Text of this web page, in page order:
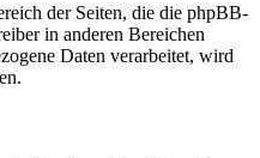
der Seiten, die die phpBB-
in anderen Bereichen
Daten verarbeitet, wird